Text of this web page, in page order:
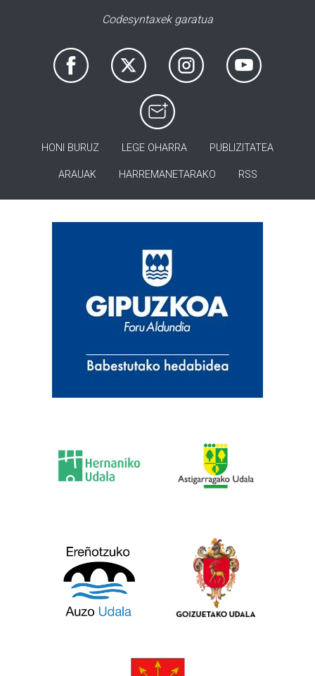
Codesyntaxek garatua
HONI BURUZ LEGE OHARRA PUBLIZITATEA
ARAUAK HARREMANETARAKO RSS